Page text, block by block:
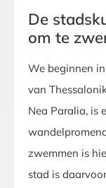
De
om te
We beginnen
van
Nea Paralia, is
zwemmen is
stad is